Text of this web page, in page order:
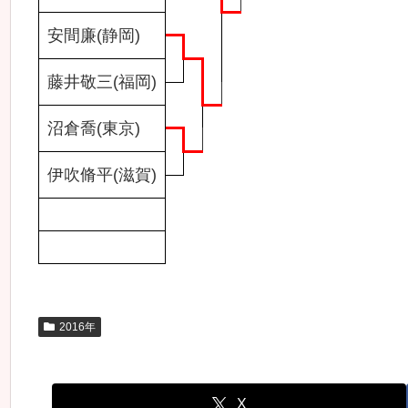
安間廉(静岡)
藤井敬三(福岡)
沼倉喬(東京)
伊吹脩平(滋賀)
2016年
X